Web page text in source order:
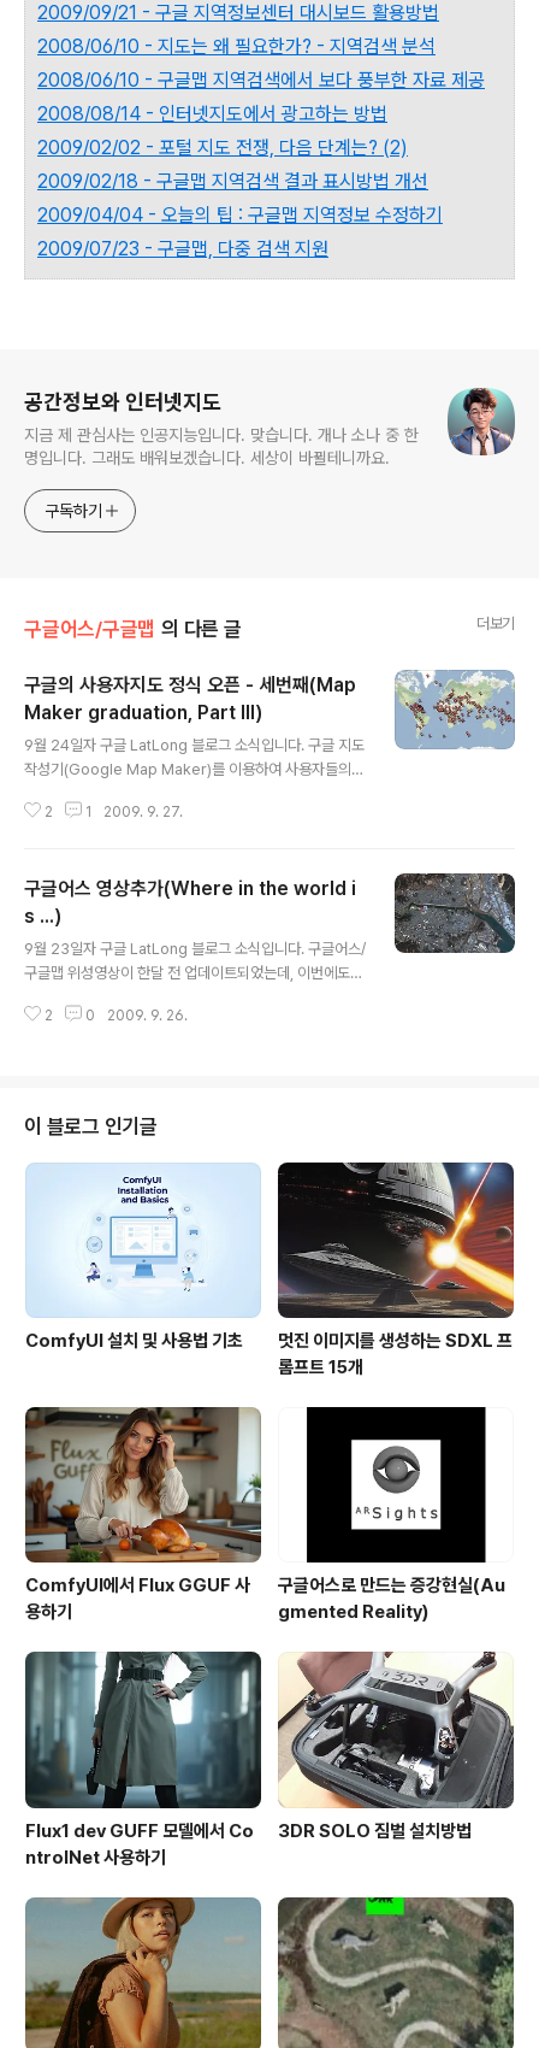
2009/09/21 - 구글 지역정보센터 대시보드 활용방법
2008/06/10 - 지도는 왜 필요한가? - 지역검색 분석
2008/06/10 - 구글맵 지역검색에서 보다 풍부한 자료 제공
2008/08/14 - 인터넷지도에서 광고하는 방법
2009/02/02 - 포털 지도 전쟁, 다음 단계는? (2)
2009/02/18 - 구글맵 지역검색 결과 표시방법 개선
2009/04/04 - 오늘의 팁 : 구글맵 지역정보 수정하기
2009/07/23 - 구글맵, 다중 검색 지원
공간정보와 인터넷지도
지금 제 관심사는 인공지능입니다. 맞습니다. 개나 소나 중 한
명입니다. 그래도 배워보겠습니다. 세상이 바뀔테니까요.
구독하기
구글어스/구글맵 의 다른 글 더보기
구글의 사용자지도 정식 오픈 - 세번째(Map
Maker graduation, Part III)
9월 24일자 구글 LatLong 블로그 소식입니다. 구글 지도
작성기(Google Map Maker)를 이용하여 사용자들의
리즈 된다는 소식입니다. 우리나라는 구글 지도작성기를
사용자들이 자기 동네의 지도를 올릴 수 있습니다. 이렇게
만들어진 지도는 2009년 2월 16개국 지도가 구글맵에서
서비스되었고, 또 6월에는 64개국/지역에서 정식으로 서
비스되었는데, 이번에 19개지역 +11개 지역의 데이터가
정식으로 서비스된다는 내용입니다. 정식으로 사용할 수
있게된 나라는 아래 원문을 보시면 됩니다. 아래는 이번에
2 1 2009. 9. 27.
구글어스 영상추가(Where in the world i
s ...)
9월 23일자 구글 LatLong 블로그 소식입니다. 구글어스/
구글맵 위성영상이 한달 전 업데이트되었는데, 이번에도
는 없이 퀴즈만 나와있어서 따로 번역이나 정리를 하지 않
모습입니다. 구름이 많이 들어 있는 영상은 구글맵영상, 그
러니까 예전영상이고 구름이 없는 영상이 구글어스에 새롭
게 추가된 영상입니다. 어떤 지역이 변경되었는지를 미리
찾아보려면 구글어스와 구글맵을 비교해 보시면 됩니다.
구글맵 데이터베이스가 구글어스보다 약 일주일 후에 업데
이트되기 때문입니다. 그러나, 며칠 ..
2 0 2009. 9. 26.
이 블로그 인기글
ComfyUI 설치 및 사용법 기초
멋진 이미지를 생성하는 SDXL 프
롬프트 15개
ComfyUI에서 Flux GGUF 사
용하기
구글어스로 만드는 증강현실(Au
gmented Reality)
Flux1 dev GUFF 모델에서 Co
ntrolNet 사용하기
3DR SOLO 짐벌 설치방법